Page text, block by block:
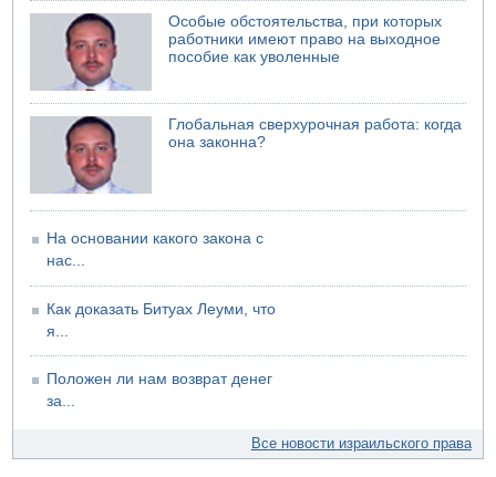
Саудовская Аравия сообщает о нападении хуситов
06.08.2026 13:43
И еще иранские агенты
06.08.2026 13:13
Арестованы двое подозреваемых в стрельбе по
электрической компании
06.08.2026 13:07
Возле Кирьят-Арбы пожар на местности
Особые обстоятельства, при которых
работники имеют право на выходное
пособие как уволенные
Глобальная сверхурочная работа: когда
она законна?
На основании какого закона с
нас...
Как доказать Битуах Леуми, что
я...
Положен ли нам возврат денег
за...
Все новости израильского права